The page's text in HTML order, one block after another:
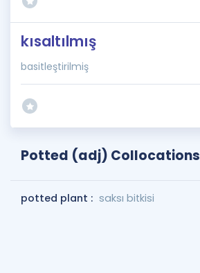
kısaltılmış
basitleştirilmiş
Potted (adj) Collocations
potted plant : saksı bitkisi